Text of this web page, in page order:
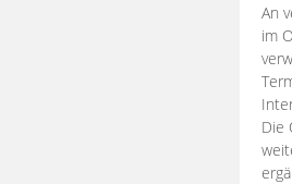
An
im
Die